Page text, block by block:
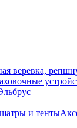
веревка,
и тенты